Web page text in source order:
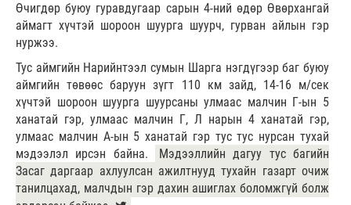
Өчигдөр буюу гуравдугаар сарын 4-ний өдөр Өвөрхангай
аймагт хүчтэй шороон шуурга шуурч, гурван айлын гэр
нуржээ.
Тус аймгийн Нарийнтээл сумын Шарга нэгдүгээр баг буюу
аймгийн төвөөс баруун зүгт 110 км зайд, 14-16 м/сек
хүчтэй шороон шуурга шуурсаны улмаас малчин Г-ын 5
ханатай гэр, улмаас малчин Г, Л нарын 4 ханатай гэр,
улмаас малчин А-ын 5 ханатай гэр тус тус нурсан тухай
мэдээлэл ирсэн байна.
Мэдээллийн дагуу тус багийн
Засаг даргаар ахлуулсан ажилтнууд тухайн газарт очиж
танилцахад, малчдын гэр дахин ашиглах боломжгүй болж